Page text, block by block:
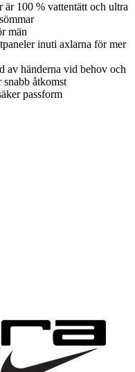
100 % vattentätt och ultra
män
inuti axlarna för mer
av händerna vid behov och
åtkomst
passform